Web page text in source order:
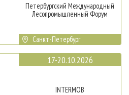
Петербургский Международный
Лесопромышленный Форум
Санкт-Петербург
17-20.10.2026
INTERMOB